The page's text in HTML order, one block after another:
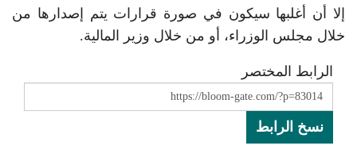
إلا أن أغلبها سيكون في صورة قرارات يتم إصدارها من
خلال مجلس الوزراء، أو من خلال وزير المالية.
الرابط المختصر
نسخ الرابط